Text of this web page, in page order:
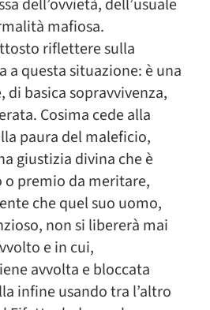
dell’ovvietà, dell’usuale
mafiosa.
riflettere sulla
a questa situazione: è una
di basica sopravvivenza,
Cosima cede alla
paura del maleficio,
giustizia divina che è
premio da meritare,
che quel suo uomo,
non si libererà mai
e in cui,
avvolta e bloccata
infine usando tra l’altro